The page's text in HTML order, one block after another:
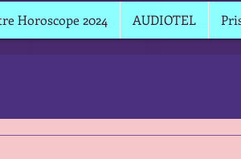
Horoscope 2024 AUDIOTEL